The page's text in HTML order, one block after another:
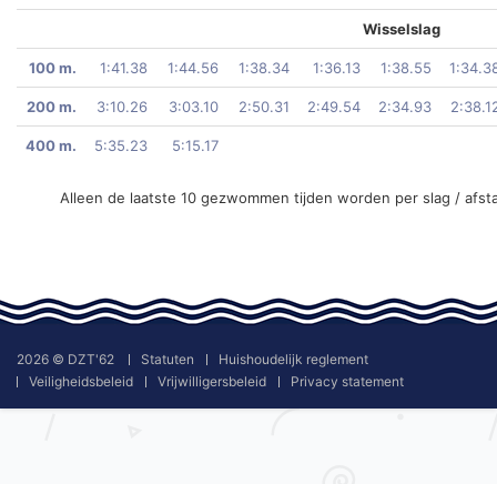
Wisselslag
100 m. 1:41.38 1:44.56 1:38.34 1:36.13 1:38.55
200 m. 3:10.26 3:03.10 2:50.31 2:49.54 2:34.93
400 m. 5:35.23 5:15.17
Alleen de laatste 10 gezwommen tijden worden per slag /
2026 © DZT'62 Statuten
Huishoudelijk reglement
Veiligheidsbeleid
Vrijwilligersbeleid Privacy statement